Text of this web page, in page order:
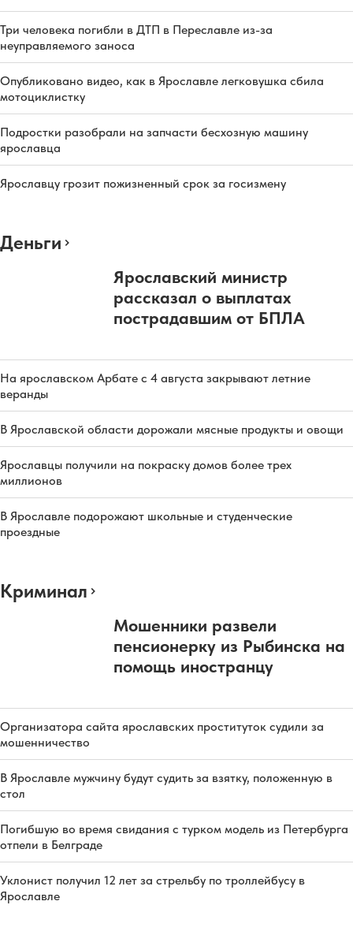
Три человека погибли в ДТП в Переславле из-за
неуправляемого заноса
Опубликовано видео, как в Ярославле легковушка сбила
мотоциклистку
Подростки разобрали на запчасти бесхозную машину
ярославца
Ярославцу грозит пожизненный срок за госизмену
Деньги
Ярославский министр
рассказал о выплатах
пострадавшим от БПЛА
На ярославском Арбате с 4 августа закрывают летние
веранды
В Ярославской области дорожали мясные продукты и овощи
Ярославцы получили на покраску домов более трех
миллионов
В Ярославле подорожают школьные и студенческие
проездные
Криминал
Мошенники развели
пенсионерку из Рыбинска на
помощь иностранцу
Организатора сайта ярославских проституток судили за
мошенничество
В Ярославле мужчину будут судить за взятку, положенную в
стол
Погибшую во время свидания с турком модель из Петербурга
отпели в Белграде
Уклонист получил 12 лет за стрельбу по троллейбусу в
Ярославле